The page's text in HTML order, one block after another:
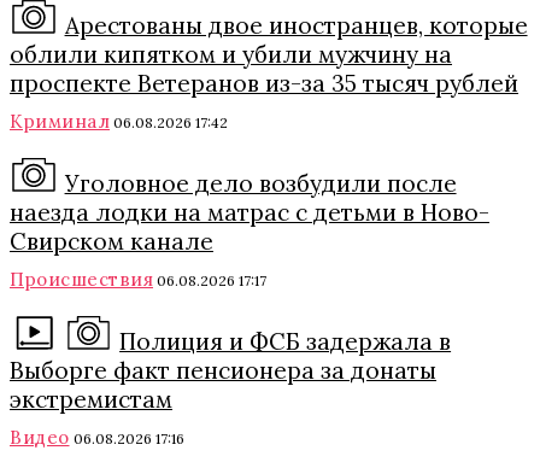
Арестованы двое иностранцев, которые
облили кипятком и убили мужчину на
проспекте Ветеранов из-за 35 тысяч рублей
Криминал 06.08.2026 17:42
Уголовное дело возбудили после
наезда лодки на матрас с детьми в Ново-
Свирском канале
Происшествия 06.08.2026 17:17
Полиция и ФСБ задержала в
Выборге факт пенсионера за донаты
экстремистам
Видео 06.08.2026 17:16